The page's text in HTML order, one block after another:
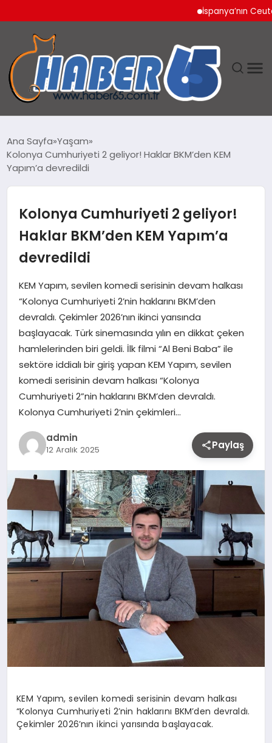
İspanya’nın Ceuta
YAŞAM
Ana Sayfa Yaşam
Kolonya Cumhuriyeti 2 geliyor! Haklar BKM’den KEM
Yapım’a devredildi
Kolonya Cumhuriyeti 2 geliyor!
Haklar BKM’den KEM Yapım’a
devredildi
KEM Yapım, sevilen komedi serisinin devam halkası
“Kolonya Cumhuriyeti 2’nin haklarını BKM’den
devraldı. Çekimler 2026’nın ikinci yarısında
başlayacak. Türk sinemasında yılın en dikkat çeken
hamlelerinden biri geldi. İlk filmi “Al Beni Baba” ile
sektöre iddialı bir giriş yapan KEM Yapım, sevilen
komedi serisinin devam halkası “Kolonya
Cumhuriyeti 2”nin haklarını BKM’den devraldı.
Kolonya Cumhuriyeti 2’nin çekimleri…
admin
12 Aralık 2025 Paylaş
KEM Yapım, sevilen komedi serisinin devam halkası
“Kolonya Cumhuriyeti 2’nin haklarını BKM’den devraldı.
Çekimler 2026’nın ikinci yarısında başlayacak.